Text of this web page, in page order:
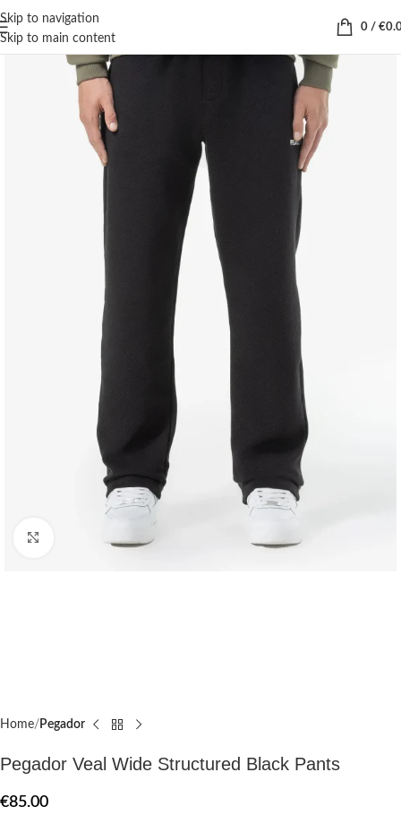
Skip to navigation
Skip to main content
0 / €
Home Pegador​
Pegador Veal Wide Structured Black Pants
€85.00